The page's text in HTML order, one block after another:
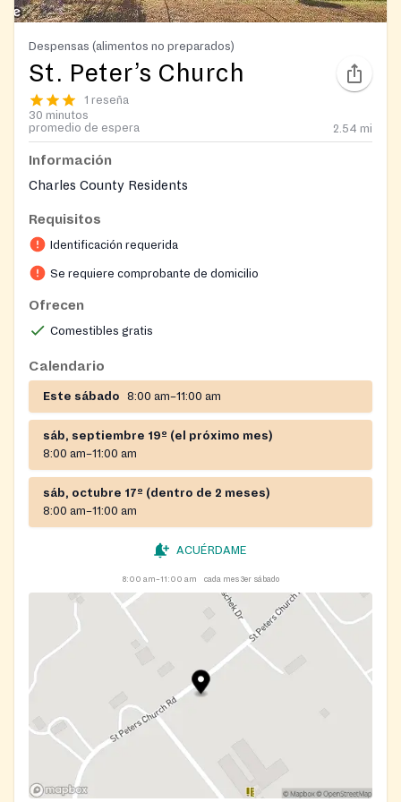
Despensas (alimentos no preparados)
St. Peter’s Church
1 reseña
30 minutos
promedio de espera
2.54 mi
Información
Charles County Residents
Requisitos
Identificación requerida
Se requiere comprobante de domicilio
Ofrecen
Comestibles gratis
Calendario
Este sábado 8:00 am–11:00 am
sáb, septiembre 19º (el próximo mes)
8:00 am–11:00 am
sáb, octubre 17º (dentro de 2 meses)
8:00 am–11:00 am
ACUÉRDAME
8:00 am–11:00 am cada mes 3er sábado